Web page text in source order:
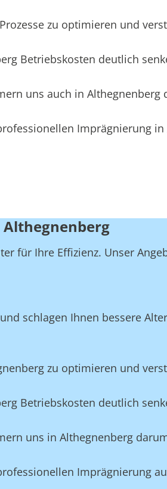
zu optimieren und
Betriebskosten deutlich
uns auch in Althegnenberg
Imprägnierung
Althegnenberg
für Ihre Effizienz. Unser
schlagen Ihnen bessere
zu optimieren und
Betriebskosten deutlich
uns in Althegnenberg
Imprägnierung